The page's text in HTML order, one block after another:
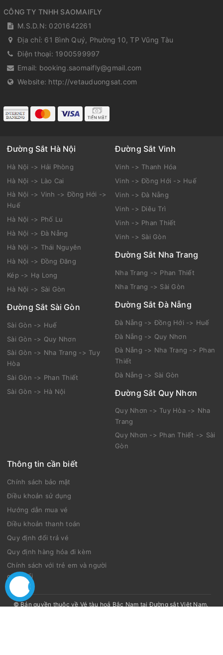
CÔNG TY TNHH SAOMAIFLY
M.S.D.N: 0201642261
Địa chỉ: 61 Bình Quý, Phường 10, TP Vũng Tàu
Điện thoại: 1900599997
Email: booking.saomaifly@gmail.com
Website: http://vetauduongsat.com
Đường Sắt Hà Nội
Hà Nội -> Hải Phòng
Hà Nội -> Lào Cai
Hà Nội -> Vinh -> Đồng Hới ->
Huế
Hà Nội -> Phố Lu
Hà Nội -> Đà Nẵng
Hà Nội -> Thái Nguyên
Hà Nội -> Đồng Đăng
Kép -> Hạ Long
Hà Nội -> Sài Gòn
Đường Sắt Sài Gòn
Sài Gòn -> Huế
Sài Gòn -> Quy Nhơn
Sài Gòn -> Nha Trang -> Tuy
Hòa
Sài Gòn -> Phan Thiết
Sài Gòn -> Hà Nội
Đường Sắt Vinh
Vinh -> Thanh Hóa
Vinh -> Đồng Hới -> Huế
Vinh -> Đà Nẵng
Vinh -> Diêu Trì
Vinh -> Phan Thiết
Vinh -> Sài Gòn
Đường Sắt Nha Trang
Nha Trang -> Phan Thiết
Nha Trang -> Sài Gòn
Đường Sắt Đà Nẵng
Đà Nẵng -> Đồng Hới -> Huế
Đà Nẵng -> Quy Nhơn
Đà Nẵng -> Nha Trang -> Phan
Thiết
Đà Nẵng -> Sài Gòn
Đường Sắt Quy Nhơn
Quy Nhơn -> Tuy Hòa -> Nha
Trang
Quy Nhơn -> Phan Thiết -> Sài
Gòn
Thông tin cần biết
Chính sách bảo mật
Điều khoản sử dụng
Hướng dẫn mua vé
Điều khoản thanh toán
Quy định đổi trả vé
Quy định hàng hóa đi kèm
Chính sách với trẻ em và người
cao tuổi
© Bản quyền thuộc về Vé tàu hoả Bắc Nam tại Đường sắt Việt Nam.